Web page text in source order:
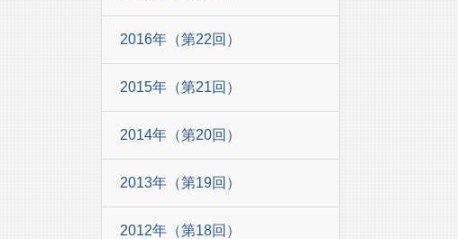
2016年（第22回）
2015年（第21回）
2014年（第20回）
2013年（第19回）
2012年（第18回）